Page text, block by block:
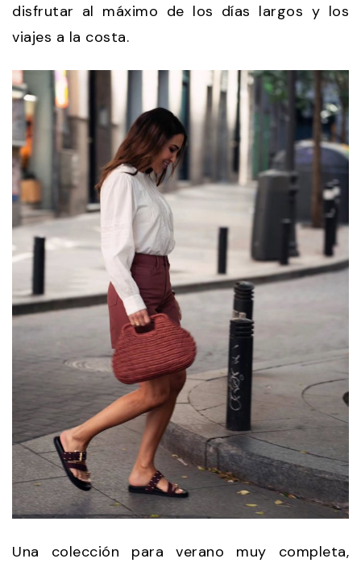
disfrutar al máximo de los días largos y los
viajes a la costa.
Una colección para verano muy completa,